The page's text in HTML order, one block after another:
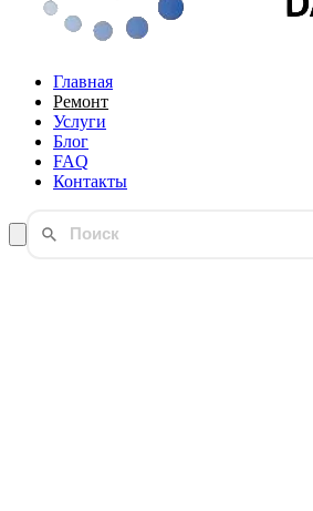
Главная
Ремонт
Услуги
Блог
FAQ
Контакты